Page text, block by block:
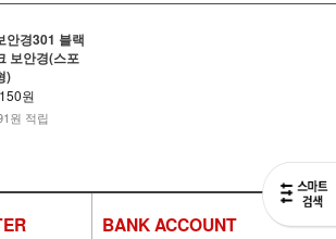
안경301 블랙
보안경(스포
)
원
원 적립
BANK ACCOUNT